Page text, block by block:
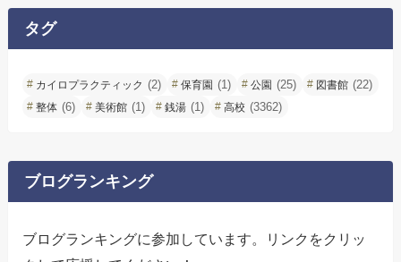
ブ
タグ
カイロプラクティック (2) 保育園 (1) 公園 (25) 図書館 (22)
整体 (6) 美術館 (1) 銭湯 (1) 高校 (3362)
ブログランキング
ブログランキングに参加しています。リンクをクリッ